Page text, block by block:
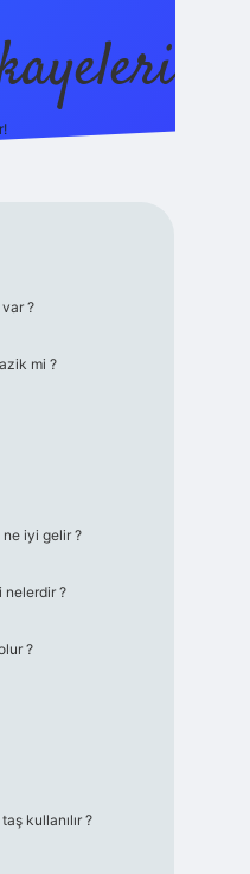
?
mi ?
iyi gelir ?
nelerdir ?
?
kullanılır ?